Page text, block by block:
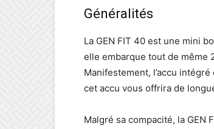
Généralités
La GEN FIT 40 est une mini
elle embarque tout de même
Manifestement, l’accu
cet accu vous offrira de
Malgré sa compacité, la GEN